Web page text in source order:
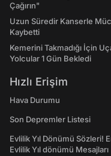
Çağırın"
Uzun Süredir Kanserle
Kaybetti
Kemerini Takmadığı İçin
Yolcular 1 Gün Bekledi
Hızlı Erişim
Hava Durumu
Son Depremler Listesi
Evlilik Yıl Dönümü Sözleri!
Evlilik Yıl dönümü Mesajları